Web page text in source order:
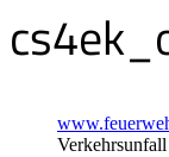
Verkehrsunfall